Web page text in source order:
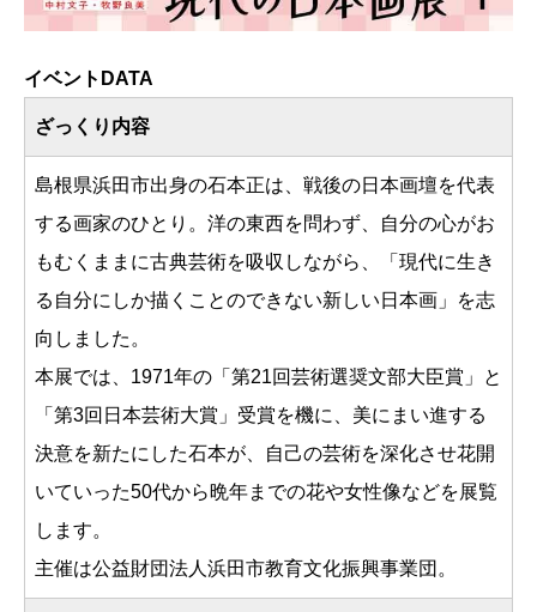
イベントDATA
ざっくり内容
島根県浜田市出身の石本正は、戦後の日本画壇を代表
する画家のひとり。洋の東西を問わず、自分の心がお
もむくままに古典芸術を吸収しながら、「現代に生き
る自分にしか描くことのできない新しい日本画」を志
向しました。
本展では、1971年の「第21回芸術選奨文部大臣賞」と
「第3回日本芸術大賞」受賞を機に、美にまい進する
決意を新たにした石本が、自己の芸術を深化させ花開
いていった50代から晩年までの花や女性像などを展覧
します。
主催は公益財団法人浜田市教育文化振興事業団。